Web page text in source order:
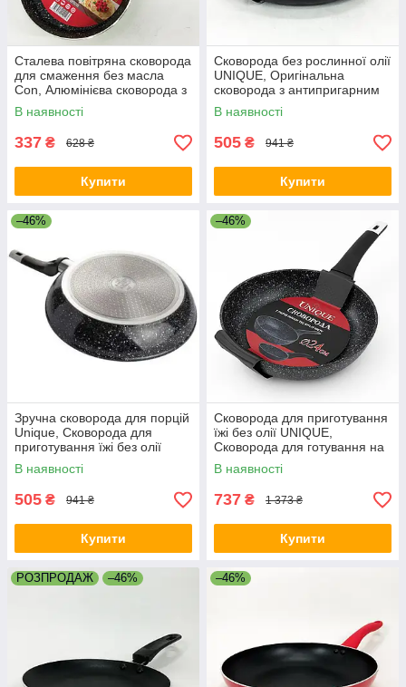
Сталева повітряна сковорода
для смаження без масла
Con, Алюмінієва сковорода з
антипригарним покриттям
GP-18
В наявності
337 ₴ 628 ₴
Купити
Сковорода без рослинної олії
UNIQUE, Оригінальна
сковорода з антипригарним
покриттям OS-93
В наявності
505 ₴ 941 ₴
Купити
–46%
Зручна сковорода для порцій
Unique, Сковорода для
приготування їжі без олії
якісна гриль DF-76
В наявності
505 ₴ 941 ₴
Купити
–46%
Сковорода для приготування
їжі без олії UNIQUE,
Сковорода для готування на
індукційній плиті PG-70
В наявності
737 ₴ 1 373 ₴
Купити
РОЗПРОДАЖ –46% –46%